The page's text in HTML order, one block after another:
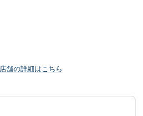
店舗の詳細はこちら